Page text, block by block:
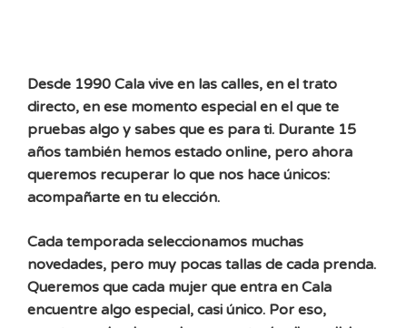
Desde 1990 Cala vive en las calles, en el trato
directo, en ese momento especial en el que te
pruebas algo y sabes que es para ti. Durante 15
años también hemos estado online, pero ahora
queremos recuperar lo que nos hace únicos:
acompañarte en tu elección.
Cada temporada seleccionamos muchas
novedades, pero muy pocas tallas de cada prenda.
Queremos que cada mujer que entra en Cala
encuentre algo especial, casi único. Por eso,